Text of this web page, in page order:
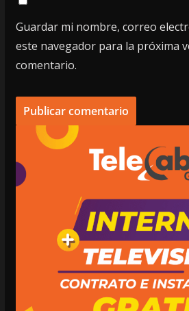
Guardar mi nombre, correo
este navegador para la próxima
comentario.